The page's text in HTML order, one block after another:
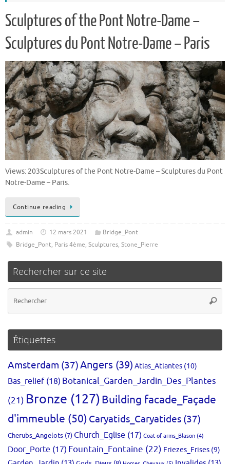
Sculptures of the Pont Notre-Dame –
Sculptures du Pont Notre-Dame – Paris
Views: 203Sculptures of the Pont Notre-Dame – Sculptures du Pont
Notre-Dame – Paris.
Continue reading
admin 12 mars 2021
Bridge_Pont
Bridge_Pont, Paris 4ème, Sculptures, Stone_Pierre
Rechercher sur ce site
Étiquettes
Amsterdam (37)Angers (39) Atlas_Atlantes (10)
Bas_relief(18) Botanical_Garden_Jardin_Des_Plantes
(21) Bronze (127)Building facade_Façade
d'immeuble (50) Caryatids_Caryatides (37)
Cherubs_Angelots (7) Church_Eglise (17) Coat of arms_Blason (4)
Door_Porte (17) Fountain_Fontaine (22) Friezes_Frises (9)